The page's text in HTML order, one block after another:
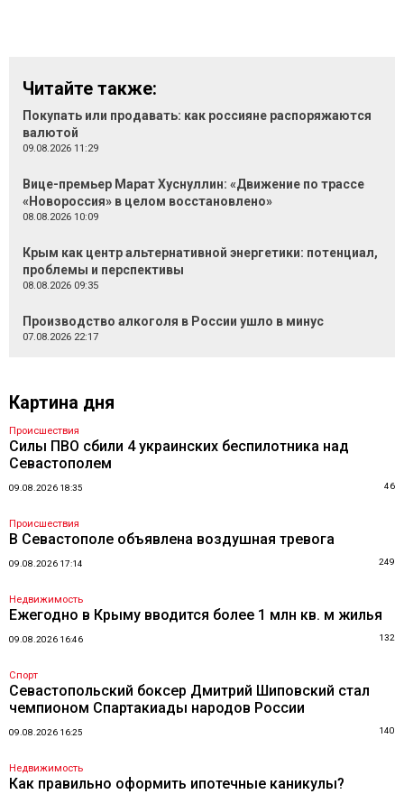
Читайте также:
Покупать или продавать: как россияне распоряжаются
валютой
09.08.2026 11:29
Вице-премьер Марат Хуснуллин: «Движение по трассе
«Новороссия» в целом восстановлено»
08.08.2026 10:09
Крым как центр альтернативной энергетики: потенциал,
проблемы и перспективы
08.08.2026 09:35
Производство алкоголя в России ушло в минус
07.08.2026 22:17
Картина дня
Происшествия
Силы ПВО сбили 4 украинских беспилотника над
Севастополем
09.08.2026 18:35 46
Происшествия
В Севастополе объявлена воздушная тревога
09.08.2026 17:14 249
Недвижимость
Ежегодно в Крыму вводится более 1 млн кв. м жилья
09.08.2026 16:46 132
Спорт
Севастопольский боксер Дмитрий Шиповский стал
чемпионом Спартакиады народов России
09.08.2026 16:25 140
Недвижимость
Как правильно оформить ипотечные каникулы?